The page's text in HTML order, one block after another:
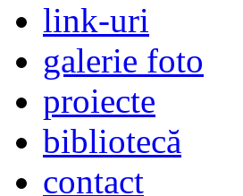
link-uri
galerie foto
proiecte
bibliotecă
contact